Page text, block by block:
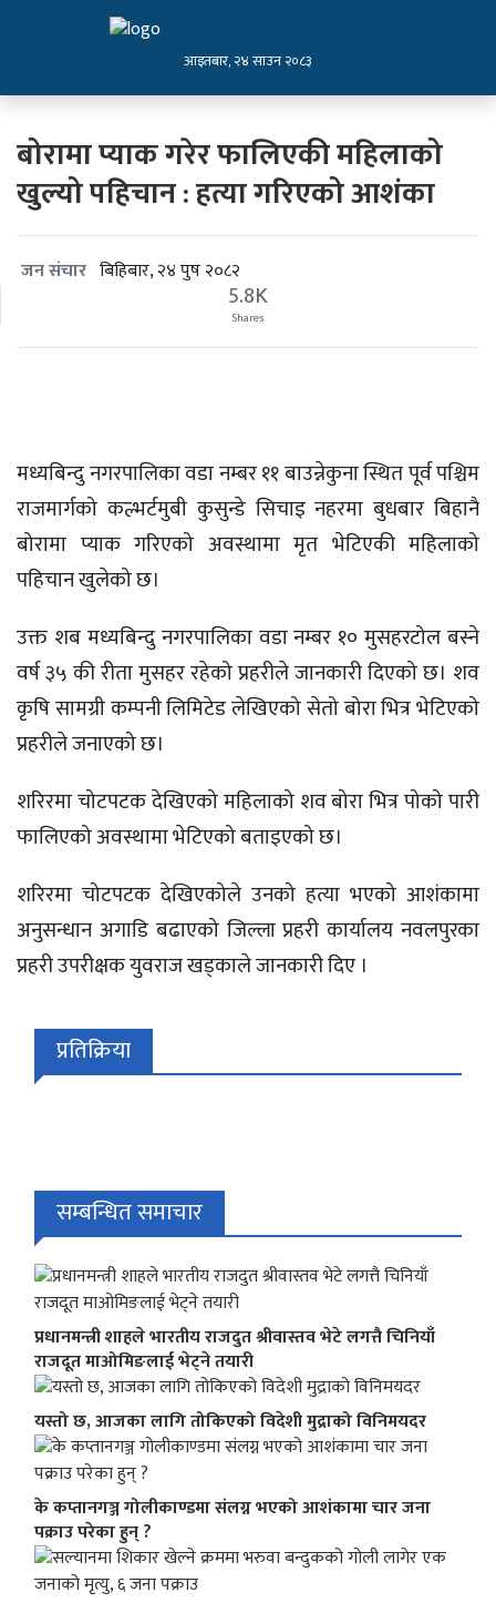
आइतबार, २४ साउन २०८३
बोरामा प्याक गरेर फालिएकी महिलाको
खुल्यो पहिचान : हत्या गरिएको आशंका
जन संचार बिहिबार, २४ पुष २०८२
5.8K
Shares
मध्यबिन्दु नगरपालिका वडा नम्बर ११ बाउन्नेकुना स्थित पूर्व पश्चिम
राजमार्गको कल्भर्टमुबी कुसुन्डे सिचाइ नहरमा बुधबार बिहानै
बोरामा प्याक गरिएको अवस्थामा मृत भेटिएकी महिलाको
पहिचान खुलेको छ।
उक्त शब मध्यबिन्दु नगरपालिका वडा नम्बर १० मुसहरटोल बस्ने
वर्ष ३५ की रीता मुसहर रहेको प्रहरीले जानकारी दिएको छ। शव
कृषि सामग्री कम्पनी लिमिटेड लेखिएको सेतो बोरा भित्र भेटिएको
प्रहरीले जनाएको छ।
शरिरमा चोटपटक देखिएको महिलाको शव बोरा भित्र पोको पारी
फालिएको अवस्थामा भेटिएको बताइएको छ।
शरिरमा चोटपटक देखिएकोले उनको हत्या भएको आशंकामा
अनुसन्धान अगाडि बढाएको जिल्ला प्रहरी कार्यालय नवलपुरका
प्रहरी उपरीक्षक युवराज खड्काले जानकारी दिए ।
प्रतिक्रिया
सम्बन्धित समाचार
प्रधानमन्त्री शाहले भारतीय राजदुत श्रीवास्तव भेटे लगत्तै चिनियाँ
राजदूत माओमिङलाई भेट्ने तयारी
यस्तो छ, आजका लागि तोकिएको विदेशी मुद्राको विनिमयदर
के कप्तानगञ्ज गोलीकाण्डमा संलग्न भएको आशंकामा चार जना
पक्राउ परेका हुन् ?